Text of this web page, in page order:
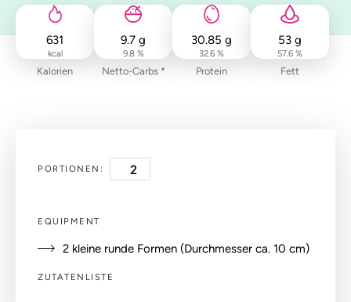
631
kcal
Kalorien
9.7 g
9.8 %
Netto-Carbs *
30.85 g
32.6 %
Protein
53 g
57.6 %
Fett
PORTIONEN:
EQUIPMENT
2 kleine runde Formen (Durchmesser ca. 10 cm)
ZUTATENLISTE